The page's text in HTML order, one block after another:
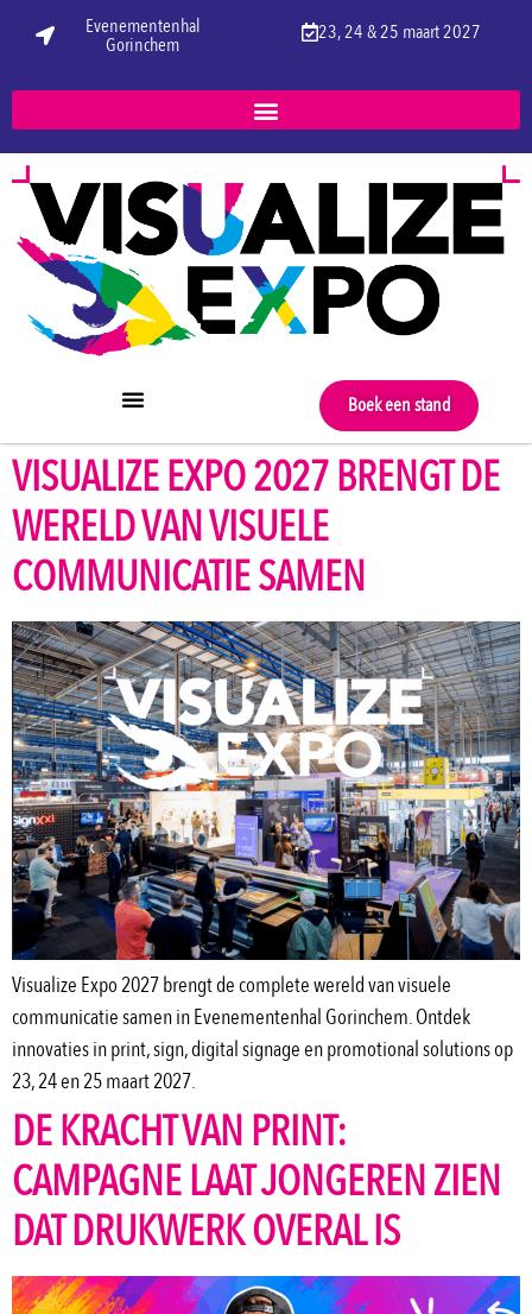
Evenementenhal
Gorinchem
23, 24 & 25 maart 2027
Boek een stand
VISUALIZE EXPO 2027 BRENGT DE
WERELD VAN VISUELE
COMMUNICATIE SAMEN
Visualize Expo 2027 brengt de complete wereld van visuele
communicatie samen in Evenementenhal Gorinchem. Ontdek
innovaties in print, sign, digital signage en promotional solutions op
23, 24 en 25 maart 2027.
DE KRACHT VAN PRINT:
CAMPAGNE LAAT JONGEREN ZIEN
DAT DRUKWERK OVERAL IS